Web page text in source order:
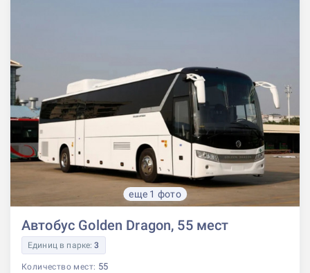
еще 1 фото
Автобус Golden Dragon, 55 мест
Единиц в парке:3
Количество мест: 55